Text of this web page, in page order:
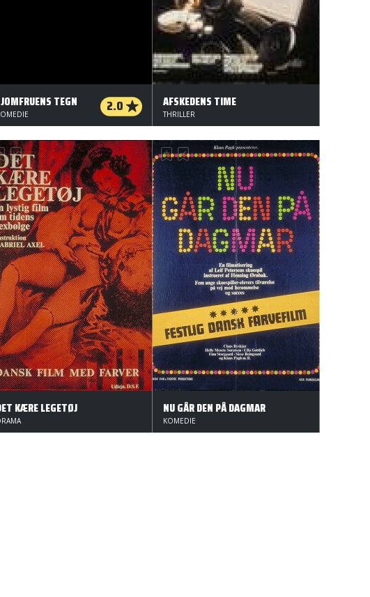
TEGN 2.0 AFSKEDENS TIME
THRILLER
KÆRE LEGETØJ NU GÅR DEN PÅ DAGMAR
KOMEDIE